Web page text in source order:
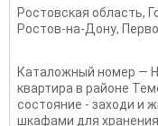
Ростовская область,
Ростов-на-Дону,
Каталожный номер —
квартира в районе
состояние - заходи и
шкафами для